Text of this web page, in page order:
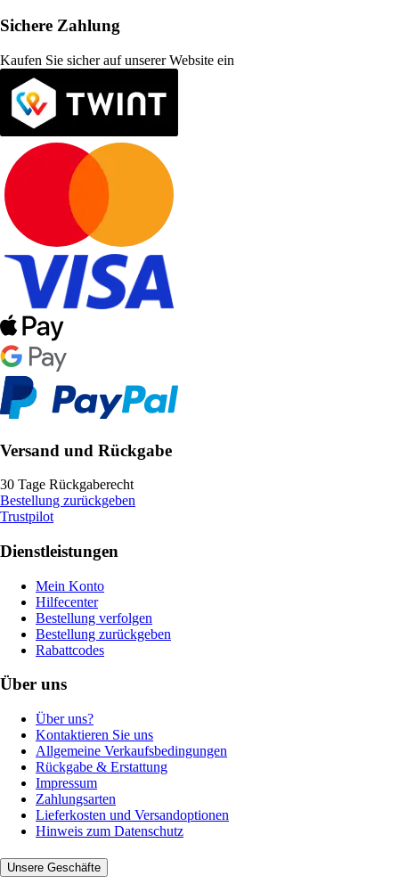
Sichere Zahlung
Kaufen Sie sicher auf unserer Website ein
Versand und Rückgabe
30 Tage Rückgaberecht
Bestellung zurückgeben
Trustpilot
Dienstleistungen
Mein Konto
Hilfecenter
Bestellung verfolgen
Bestellung zurückgeben
Rabattcodes
Über uns
Über uns?
Kontaktieren Sie uns
Allgemeine Verkaufsbedingungen
Rückgabe & Erstattung
Impressum
Zahlungsarten
Lieferkosten und Versandoptionen
Hinweis zum Datenschutz
Unsere Geschäfte